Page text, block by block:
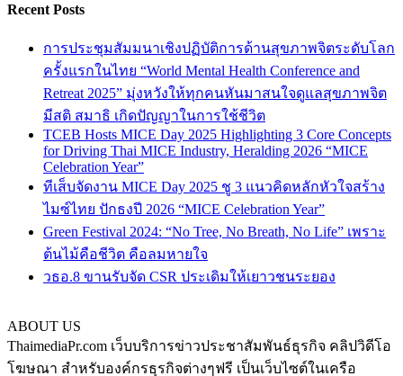
Recent Posts
การประชุมสัมมนาเชิงปฏิบัติการด้านสุขภาพจิตระดับโลก
ครั้งแรกในไทย “World Mental Health Conference and
Retreat 2025” มุ่งหวังให้ทุกคนหันมาสนใจดูแลสุขภาพจิต
มีสติ สมาธิ เกิดปัญญาในการใช้ชีวิต
TCEB Hosts MICE Day 2025 Highlighting 3 Core Concepts
for Driving Thai MICE Industry, Heralding 2026 “MICE
Celebration Year”
ทีเส็บจัดงาน MICE Day 2025 ชู 3 แนวคิดหลักหัวใจสร้าง
ไมซ์ไทย ปักธงปี 2026 “MICE Celebration Year”
Green Festival 2024: “No Tree, No Breath, No Life” เพราะ
ต้นไม้คือชีวิต คือลมหายใจ
วธอ.8 ขานรับจัด CSR ประเดิมให้เยาวชนระยอง
ABOUT US
ThaimediaPr.com เว็บบริการข่าวประชาสัมพันธ์ธุรกิจ คลิปวิดีโอ
โฆษณา สำหรับองค์กรธุรกิจต่างๆฟรี เป็นเว็บไซต์ในเครือ